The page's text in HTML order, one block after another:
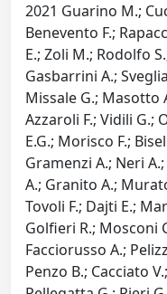
2021 Guarino M.;
Benevento F.;
E.; Zoli M.; Rodolfo
Gasbarrini A.;
Missale G.; Masotto
Azzaroli F.; Vidili G.;
E.G.; Morisco F.;
Gramenzi A.; Neri
A.; Granito A.;
Tovoli F.; Dajti E.;
Golfieri R.; Mosconi
Facciorusso A.;
Penzo B.; Cacciato